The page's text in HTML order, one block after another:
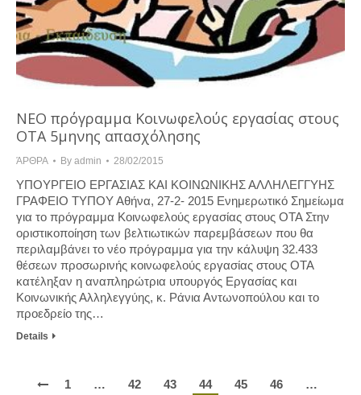
ΝΕΟ πρόγραμμα Κοινωφελούς εργασίας στους
ΟΤΑ 5μηνης απασχόλησης
ΆΡΘΡΑ By admin 28/02/2015
ΥΠΟΥΡΓΕΙΟ EΡΓΑΣΙΑΣ ΚΑΙ ΚΟΙΝΩΝΙΚΗΣ ΑΛΛΗΛΕΓΓΥΗΣ
ΓΡΑΦΕΙΟ ΤΥΠΟΥ Αθήνα, 27-2- 2015 Ενημερωτικό Σημείωμα
για το πρόγραμμα Κοινωφελούς εργασίας στους ΟΤΑ Στην
οριστικοποίηση των βελτιωτικών παρεμβάσεων που θα
περιλαμβάνει το νέο πρόγραμμα για την κάλυψη 32.433
θέσεων προσωρινής κοινωφελούς εργασίας στους ΟΤΑ
κατέληξαν η αναπληρώτρια υπουργός Εργασίας και
Κοινωνικής Αλληλεγγύης, κ. Ράνια Αντωνοπούλου και το
προεδρείο της…
Details
1 … 42 43 44 45 46 …